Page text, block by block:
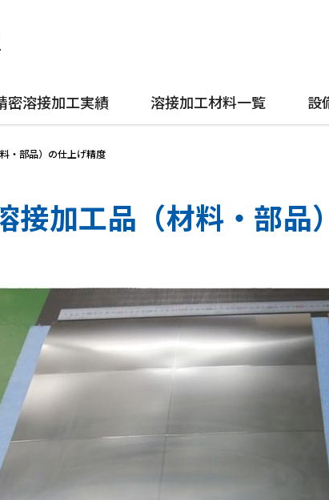
密溶接加工実績 溶接加工材料一覧 設
・部品）の仕上げ精度
接加工品（材料・部品